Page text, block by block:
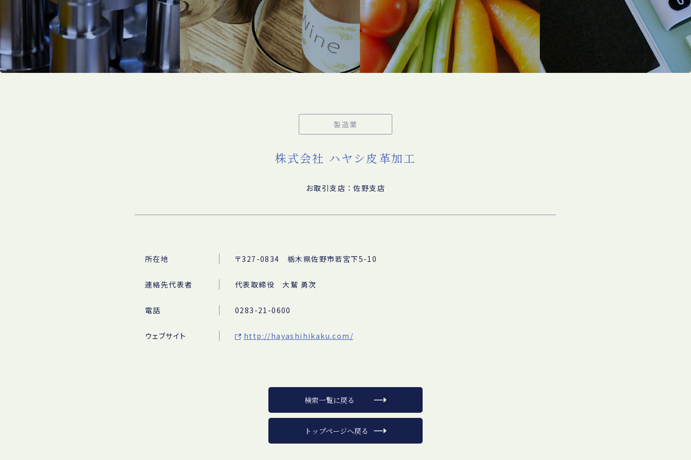
製造業
株式会社 ハヤシ皮革加工
お取引支店：佐野支店
所在地 〒327-0834 栃木県佐野市若宮下5-10
連絡先代表者 代表取締役 大鷲 勇次
電話 0283-21-0600
ウェブサイト http://hayashihikaku.com/
検索一覧に戻る
トップページへ戻る